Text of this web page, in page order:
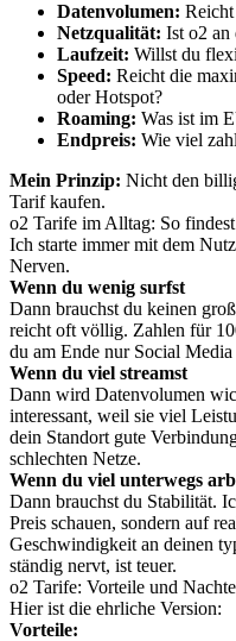
Datenvolumen:
Netzqualität: Ist o2 an
Laufzeit: Willst du
Speed: Reicht die
oder Hotspot?
Roaming: Was ist im
Endpreis: Wie viel
Mein Prinzip: Nicht den
Tarif kaufen.
o2 Tarife im Alltag: So
Ich starte immer mit dem
Nerven.
Wenn du wenig surfst
Dann brauchst du keinen
reicht oft völlig. Zahlen für
du am Ende nur Social
Wenn du viel streamst
Dann wird Datenvolumen
interessant, weil sie viel
dein Standort gute
schlechten Netze.
Wenn du viel unterwegs
Dann brauchst du Stabilität.
Preis schauen, sondern auf
Geschwindigkeit an deinen
ständig nervt, ist teuer.
o2 Tarife: Vorteile und
Hier ist die ehrliche Version:
Vorteile: